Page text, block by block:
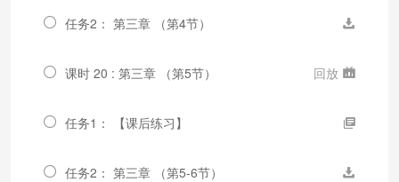
任务2： 第三章 （第4节）
课时 20 : 第三章 （第5节） 回放
任务1： 【课后练习】
任务2： 第三章 （第5-6节）